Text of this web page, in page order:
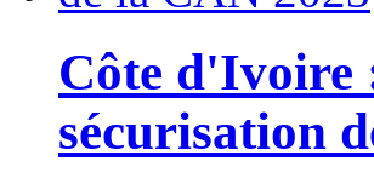
Côte d'Ivoire
sécurisation